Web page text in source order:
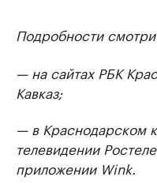
Подробности
— на сайтах РБК
Кавказ;
— в Краснодарском
телевидении
приложении Wink.